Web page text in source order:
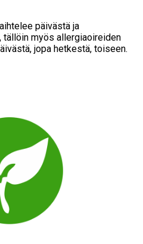
päivästä ja
tällöin myös allergiaoireiden
jopa hetkestä, toiseen.